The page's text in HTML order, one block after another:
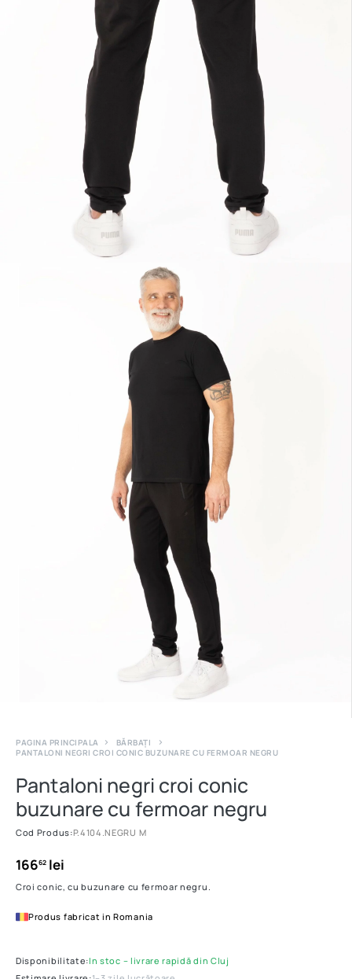
PAGINA PRINCIPALA
BĂRBAȚI
PANTALONI NEGRI CROI CONIC BUZUNARE CU FERMOAR NEGRU
Pantaloni negri croi conic
buzunare cu fermoar negru
Cod Produs:P.4104.NEGRU M
16662lei
Croi conic, cu buzunare cu fermoar negru.
Produs fabricat in Romania
Disponibilitate:In stoc – livrare rapidă din Cluj